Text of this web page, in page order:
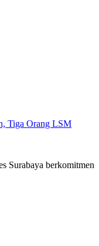
Tiga Orang LSM
Surabaya berkomitmen